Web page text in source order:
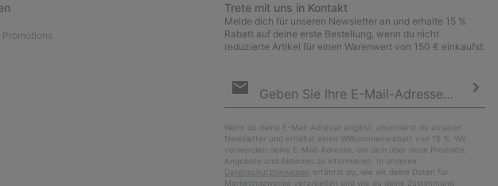
Trete mit uns in Kontakt
Melde dich für unseren Newsletter an und erhalte 15 %
Rabatt auf deine erste Bestellung, wenn du nicht
reduzierte Artikel für einen Warenwert von 150 € einkaufst.
Anmeldung
Wenn du deine E-Mail-Adresse angibst, abonnierst du unseren
Newsletter und erhältst einen Willkommensrabatt von 15 %. Wir
verwenden deine E-Mail-Adresse, um dich über neue Produkte,
Angebote und Aktionen zu informieren. In unseren
Datenschutzhinweisen erfährst du, wie wir deine Daten für
Marketingzwecke verarbeiten und wie du deine Zustimmung